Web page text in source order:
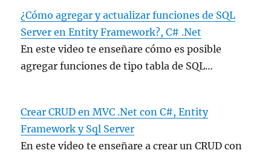
¿Cómo agregar y actualizar funciones de SQL
Server en Entity Framework?, C# .Net
En este video te enseñare cómo es posible
agregar funciones de tipo tabla de SQL…
Crear CRUD en MVC .Net con C#, Entity
Framework y Sql Server
En este video te enseñare a crear un CRUD con